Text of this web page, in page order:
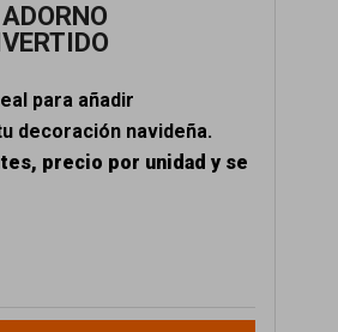
para añadir
decoración navideña.
precio por unidad y se